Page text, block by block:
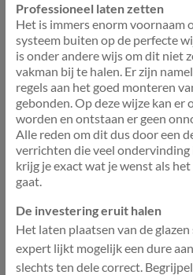
Professioneel laten zetten
Het is immers enorm voornaam
systeem buiten op de perfecte
is onder andere wijs om dit niet
vakman bij te halen. Er zijn
regels aan het goed monteren
gebonden. Op deze wijze kan er
worden en ontstaan er geen
Alle reden om dit dus door een
verrichten die veel
krijg je exact wat je wenst als
gaat.
De investering eruit halen
Het laten plaatsen van de
expert lijkt mogelijk een dure
slechts ten dele correct.